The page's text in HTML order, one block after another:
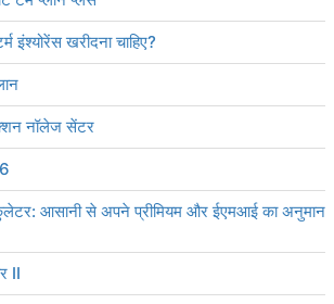
इंश्योरेंस खरीदना चाहिए?
नॉलेज सेंटर
आसानी से अपने प्रीमियम और ईएमआई का अनुमान
II